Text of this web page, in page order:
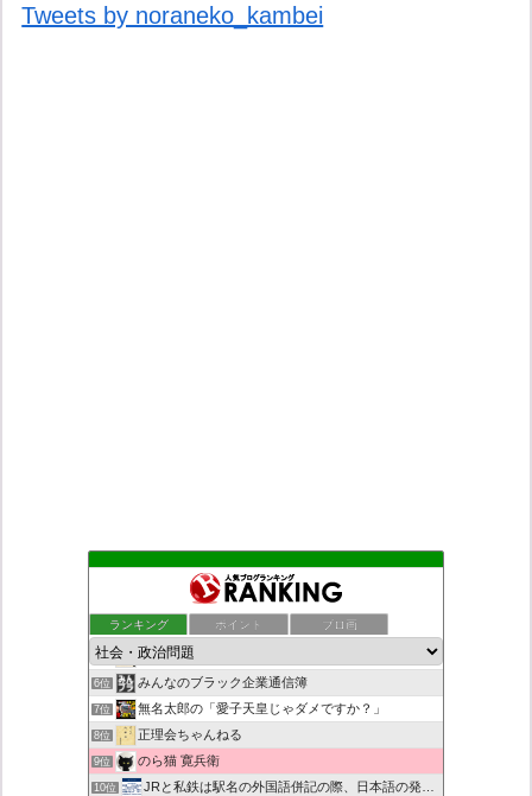
Tweets by noraneko_kambei
ランキング ポイント ブロ画
もえるあじあ
死神タカ位置サナエのオイルショックドクトリン憲法改悪計画！
ダリチョコ dalichoko
5位 恥を知れ、恥を
6位 みんなのブラック企業通信簿
7位 無名太郎の「愛子天皇じゃダメですか？」
8位 正理会ちゃんねる
9位 のら猫 寛兵衛
10位 JRと私鉄は駅名の外国語併記の際、日本語の発音/…